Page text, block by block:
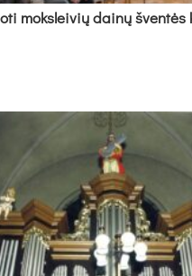
moks­lei­vių dai­nų šven­tės